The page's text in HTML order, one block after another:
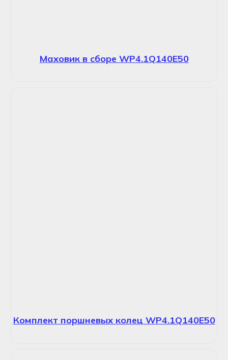
Маховик в сборе WP4.1Q140E50
Комплект поршневых колец WP4.1Q140E50